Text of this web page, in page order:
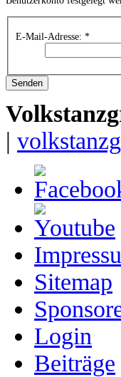
E-Mail-Adresse: *
Senden
|
Sitemap
Login
Beiträge